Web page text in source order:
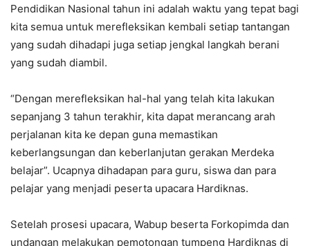
Pendidikan Nasional tahun ini adalah waktu yang tepat bagi
kita semua untuk merefleksikan kembali setiap tantangan
yang sudah dihadapi juga setiap jengkal langkah berani
yang sudah diambil.
“Dengan merefleksikan hal-hal yang telah kita lakukan
sepanjang 3 tahun terakhir, kita dapat merancang arah
perjalanan kita ke depan guna memastikan
keberlangsungan dan keberlanjutan gerakan Merdeka
belajar”. Ucapnya dihadapan para guru, siswa dan para
pelajar yang menjadi peserta upacara Hardiknas.
Setelah prosesi upacara, Wabup beserta Forkopimda dan
undangan melakukan pemotongan tumpeng Hardiknas di